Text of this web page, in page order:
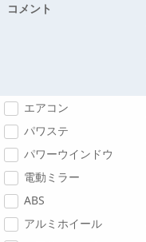
コメント
エアコン
パワステ
パワーウインドウ
電動ミラー
ABS
アルミホイール